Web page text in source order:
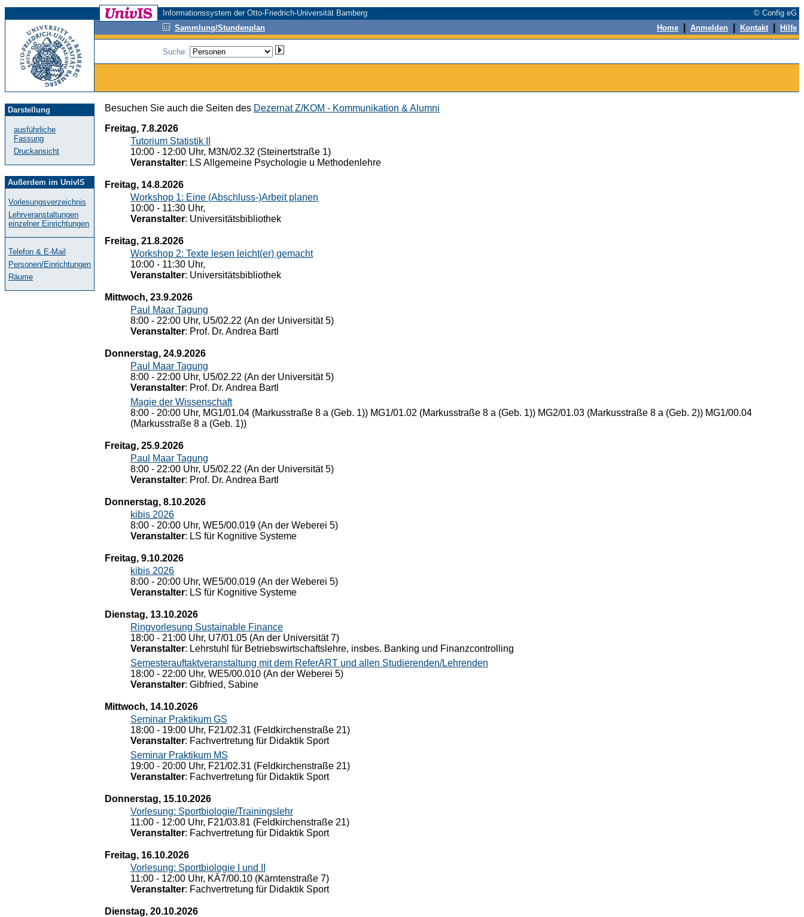
Informationssystem der Otto-Friedrich-Universität Bamberg
© Config eG
Sammlung/Stundenplan
Home Anmelden Kontakt Hilfe
Suche:
Darstellung
ausführliche
Fassung
Druckansicht
Außerdem im UnivIS
Vorlesungsverzeichnis
Lehrveranstaltungen
einzelner Einrichtungen
Telefon & E-Mail
Personen/Einrichtungen
Räume
Besuchen Sie auch die Seiten des Dezernat Z/KOM - Kommunikation & Alumni
Freitag, 7.8.2026
Tutorium Statistik II
10:00 - 12:00 Uhr, M3N/02.32 (Steinertstraße 1)
Veranstalter: LS Allgemeine Psychologie u Methodenlehre
Freitag, 14.8.2026
Workshop 1: Eine (Abschluss-)Arbeit planen
10:00 - 11:30 Uhr,
Veranstalter: Universitätsbibliothek
Freitag, 21.8.2026
Workshop 2: Texte lesen leicht(er) gemacht
10:00 - 11:30 Uhr,
Veranstalter: Universitätsbibliothek
Mittwoch, 23.9.2026
Paul Maar Tagung
8:00 - 22:00 Uhr, U5/02.22 (An der Universität 5)
Veranstalter: Prof. Dr. Andrea Bartl
Donnerstag, 24.9.2026
Paul Maar Tagung
8:00 - 22:00 Uhr, U5/02.22 (An der Universität 5)
Veranstalter: Prof. Dr. Andrea Bartl
Magie der Wissenschaft
8:00 - 20:00 Uhr, MG1/01.04 (Markusstraße 8 a (Geb. 1)) MG1/01.02 (Markusstraße 8 a (Geb. 1)) MG2/01.03 (Markusstraße 8 a (Geb. 2)) MG1/00.04
(Markusstraße 8 a (Geb. 1))
Freitag, 25.9.2026
Paul Maar Tagung
8:00 - 22:00 Uhr, U5/02.22 (An der Universität 5)
Veranstalter: Prof. Dr. Andrea Bartl
Donnerstag, 8.10.2026
kibis 2026
8:00 - 20:00 Uhr, WE5/00.019 (An der Weberei 5)
Veranstalter: LS für Kognitive Systeme
Freitag, 9.10.2026
kibis 2026
8:00 - 20:00 Uhr, WE5/00.019 (An der Weberei 5)
Veranstalter: LS für Kognitive Systeme
Dienstag, 13.10.2026
Ringvorlesung Sustainable Finance
18:00 - 21:00 Uhr, U7/01.05 (An der Universität 7)
Veranstalter: Lehrstuhl für Betriebswirtschaftslehre, insbes. Banking und Finanzcontrolling
Semesterauftaktveranstaltung mit dem ReferART und allen Studierenden/Lehrenden
18:00 - 22:00 Uhr, WE5/00.010 (An der Weberei 5)
Veranstalter: Gibfried, Sabine
Mittwoch, 14.10.2026
Seminar Praktikum GS
18:00 - 19:00 Uhr, F21/02.31 (Feldkirchenstraße 21)
Veranstalter: Fachvertretung für Didaktik Sport
Seminar Praktikum MS
19:00 - 20:00 Uhr, F21/02.31 (Feldkirchenstraße 21)
Veranstalter: Fachvertretung für Didaktik Sport
Donnerstag, 15.10.2026
Vorlesung: Sportbiologie/Trainingslehr
11:00 - 12:00 Uhr, F21/03.81 (Feldkirchenstraße 21)
Veranstalter: Fachvertretung für Didaktik Sport
Freitag, 16.10.2026
Vorlesung: Sportbiologie I und II
11:00 - 12:00 Uhr, KÄ7/00.10 (Kärntenstraße 7)
Veranstalter: Fachvertretung für Didaktik Sport
Dienstag, 20.10.2026